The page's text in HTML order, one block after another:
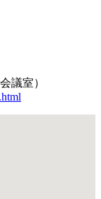
議室）